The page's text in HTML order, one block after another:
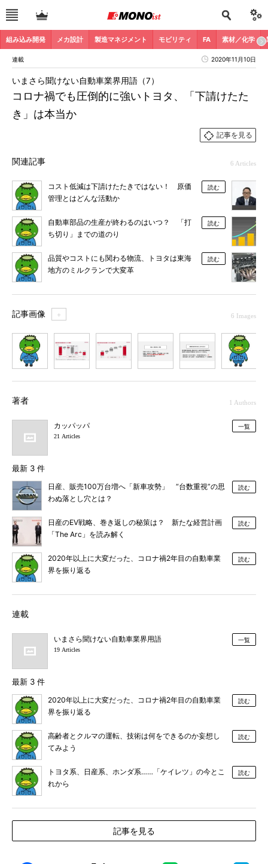
組み込み開発 メカ設計 製造マネジメント モビリティ FA 素材／化学
連載 2020年11月10日
コロナ禍でも圧倒的に強いトヨタ、「下請けたた
き」は本当か
いまさら聞けない自動車業界用語（7）
記事を見る
関連記事 6 Articles
コスト低減は下請けたたきではない！ 原価
管理とはどんな活動か
読む
自動車部品の生産が終わるのはいつ？ 「打
ち切り」までの道のり
読む
品質やコストにも関わる物流、トヨタは東海
地方のミルクランで大変革
読む
記事画像 ＋ 6 Images
著者 1 Authors
カッパッパ
21 Articles
一覧
最新 3 件
日産、販売100万台増へ「新車攻勢」 “台数重視”の思
わぬ落とし穴とは？
読む
日産のEV戦略、巻き返しの秘策は？ 新たな経営計画
「The Arc」を読み解く
読む
2020年以上に大変だった、コロナ禍2年目の自動車業
界を振り返る
読む
連載
いまさら聞けない自動車業界用語
19 Articles
一覧
最新 3 件
2020年以上に大変だった、コロナ禍2年目の自動車業
界を振り返る
読む
高齢者とクルマの運転、技術は何をできるのか妄想し
てみよう
読む
トヨタ系、日産系、ホンダ系……「ケイレツ」の今とこ
れから
読む
記事を見る